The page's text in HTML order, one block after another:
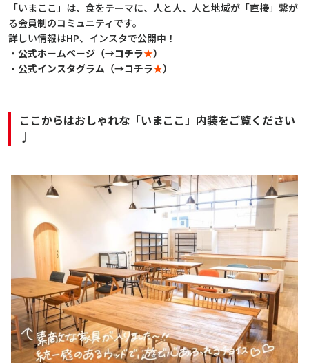
「いまここ」は、食をテーマに、人と人、人と地域が「直接」繋が
る会員制のコミュニティです。
詳しい情報はHP、インスタで公開中！
・ 公式ホームページ（→コチラ★）
・ 公式インスタグラム（→コチラ★）
ここからはおしゃれな「いまここ」内装をご覧ください
♩